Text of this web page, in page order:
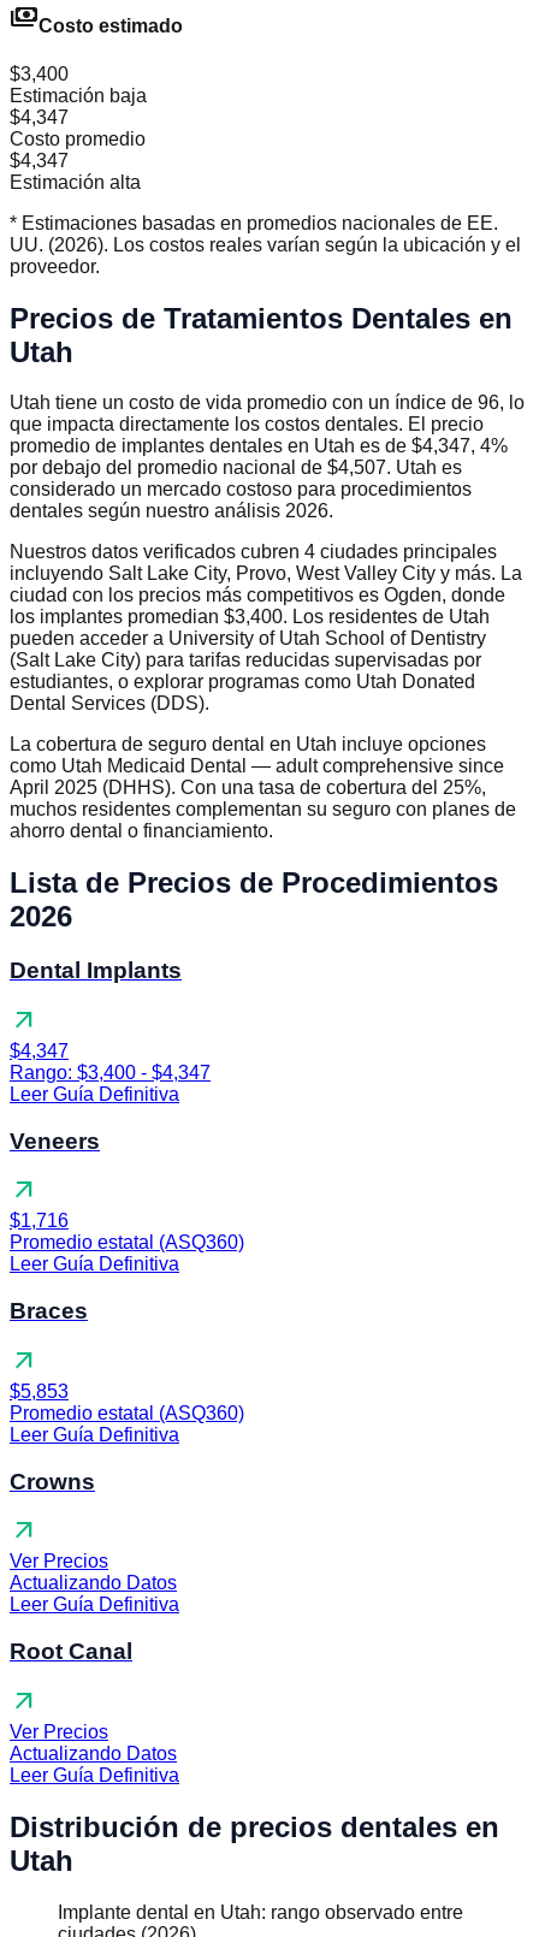
paymentsCosto estimado
$3,400
Estimación baja
$4,347
Costo promedio
$4,347
Estimación alta
* Estimaciones basadas en promedios nacionales de EE.
UU. (2026). Los costos reales varían según la ubicación y el
proveedor.
Precios de Tratamientos Dentales en
Utah
Utah tiene un costo de vida promedio con un índice de 96, lo
que impacta directamente los costos dentales. El precio
promedio de implantes dentales en Utah es de $4,347, 4%
por debajo del promedio nacional de $4,507. Utah es
considerado un mercado costoso para procedimientos
dentales según nuestro análisis 2026.
Nuestros datos verificados cubren 4 ciudades principales
incluyendo Salt Lake City, Provo, West Valley City y más. La
ciudad con los precios más competitivos es Ogden, donde
los implantes promedian $3,400. Los residentes de Utah
pueden acceder a University of Utah School of Dentistry
(Salt Lake City) para tarifas reducidas supervisadas por
estudiantes, o explorar programas como Utah Donated
Dental Services (DDS).
La cobertura de seguro dental en Utah incluye opciones
como Utah Medicaid Dental — adult comprehensive since
April 2025 (DHHS). Con una tasa de cobertura del 25%,
muchos residentes complementan su seguro con planes de
ahorro dental o financiamiento.
Lista de Precios de Procedimientos
2026
Dental Implants
arrow_outward
$4,347
Rango: $3,400 - $4,347
Leer Guía Definitiva
Veneers
arrow_outward
$1,716
Promedio estatal (ASQ360)
Leer Guía Definitiva
Braces
arrow_outward
$5,853
Promedio estatal (ASQ360)
Leer Guía Definitiva
Crowns
arrow_outward
Ver Precios
Actualizando Datos
Leer Guía Definitiva
Root Canal
arrow_outward
Ver Precios
Actualizando Datos
Leer Guía Definitiva
Distribución de precios dentales en
Utah
Implante dental en Utah: rango observado entre